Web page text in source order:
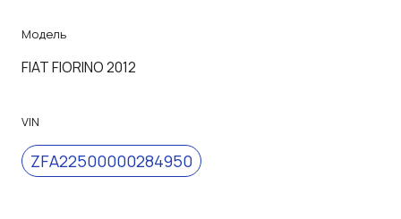
Модель
FIAT FIORINO 2012
VIN
ZFA22500000284950